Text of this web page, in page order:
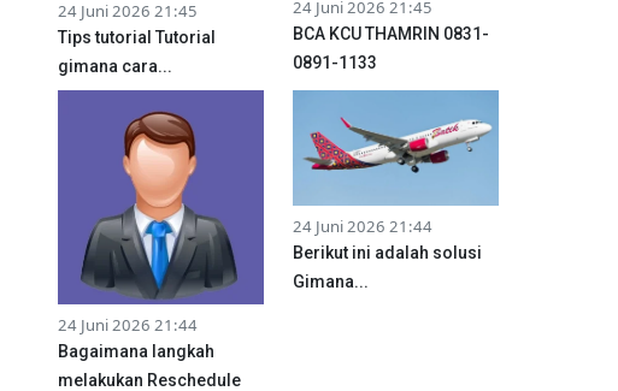
24 Juni 2026 21:45
Tips tutorial Tutorial
gimana cara...
24 Juni 2026 21:45
BCA KCU THAMRIN 0831-
0891-1133
24 Juni 2026 21:44
Bagaimana langkah
melakukan Reschedule
24 Juni 2026 21:44
Berikut ini adalah solusi
Gimana...